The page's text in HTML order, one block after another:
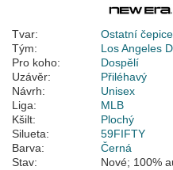
Tvar:
Ostatní čepice
Tým:
Los Angeles
Pro koho:
Dospělí
Uzávěr:
Přiléhavý
Návrh:
Unisex
Liga:
MLB
Kšilt:
Plochý
Silueta:
59FIFTY
Barva:
Černá
Stav:
Nové; 100%